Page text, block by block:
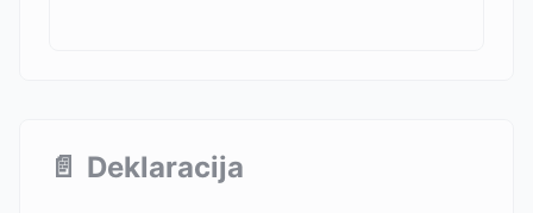
📄 Deklaracija